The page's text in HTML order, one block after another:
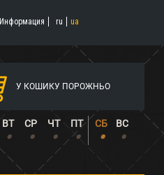
Информация ru ua
У КОШИКУ ПОРОЖНЬО
ВТ СР ЧТ ПТ СБ ВС
• • • • • •